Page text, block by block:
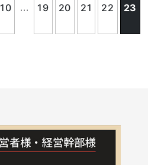
10 ... 19 20 21 22 23